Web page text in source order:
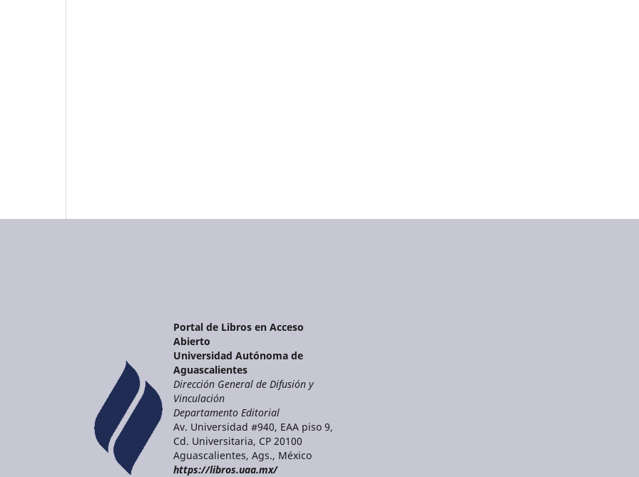
Portal de Libros en Acceso
Abierto
Universidad Autónoma de
Aguascalientes
Dirección General de Difusión y
Vinculación
Departamento Editorial
Av. Universidad #940, EAA piso 9,
Cd. Universitaria, CP 20100
Aguascalientes, Ags., México
https://libros.uaa.mx/